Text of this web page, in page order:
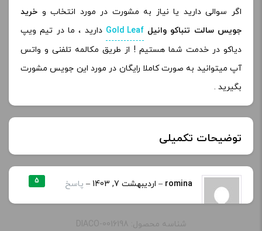
اگر سوالی دارید یا نیاز به مشورت در مورد انتخاب و خرید
جویس سالت تنباکو وانیلGold Leaf دارید ، ما در تیم ویپ
دیاکو در خدمت شما هستیم ! از طریق مکالمه تلفنی و واتس
آپ میتوانید به صورت کاملا رایگان در مورد این جویس مشورت
بگیرید .
توضیحات تکمیلی
نیکوتین: 30 میلی گرم, 50 میلی گرم 5 romina
– اردیبهشت 7, 1403 – پاسخ
شناسه محصول: DIACO-0016198